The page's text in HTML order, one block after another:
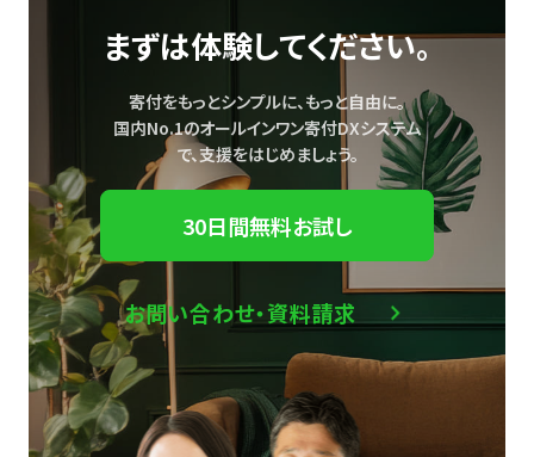
まずは体験してください。
寄付をもっとシンプルに、もっと自由に。
国内No.1のオールインワン寄付DXシステム
で、支援をはじめましょう。
30日間無料お試し
お問い合わせ・資料請求